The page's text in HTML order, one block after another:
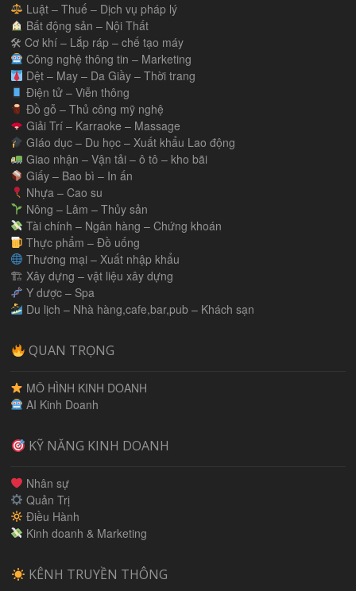
Luật – Thuế – Dịch vụ pháp lý
Bất động sản – Nội Thất
🛠 Cơ khí – Lắp ráp – chế tạo máy
Công nghệ thông tin – Marketing
Dệt – May – Da Giầy – Thời trang
Điện tử – Viễn thông
Đồ gỗ – Thủ công mỹ nghệ
Giải Trí – Karraoke – Massage
GIáo dục – Du học – Xuất khẩu Lao động
Giao nhận – Vận tải – ô tô – kho bãi
Giấy – Bao bì – In ấn
Nhựa – Cao su
Nông – Lâm – Thủy sản
Tài chính – Ngân hàng – Chứng khoán
Thực phẩm – Đồ uống
Thương mại – Xuất nhập khẩu
🏗 Xây dựng – vật liệu xây dựng
Y dược – Spa
Du lịch – Nhà hàng,cafe,bar,pub – Khách sạn
QUAN TRỌNG
MÔ HÌNH KINH DOANH
AI Kinh Doanh
KỸ NĂNG KINH DOANH
Nhân sự
Quản Trị
Điều Hành
Kinh doanh & Marketing
KÊNH TRUYỀN THÔNG